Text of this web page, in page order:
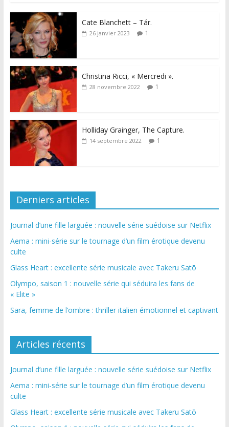
Cate Blanchett – Tár.
26 janvier 2023 1
Christina Ricci, « Mercredi ».
28 novembre 2022 1
Holliday Grainger, The Capture.
14 septembre 2022 1
Derniers articles
Journal d’une fille larguée : nouvelle série suédoise sur Netflix
Aema : mini-série sur le tournage d’un film érotique devenu
culte
Glass Heart : excellente série musicale avec Takeru Satō
Olympo, saison 1 : nouvelle série qui séduira les fans de
« Elite »
Sara, femme de l’ombre : thriller italien émotionnel et captivant
Articles récents
Journal d’une fille larguée : nouvelle série suédoise sur Netflix
Aema : mini-série sur le tournage d’un film érotique devenu
culte
Glass Heart : excellente série musicale avec Takeru Satō